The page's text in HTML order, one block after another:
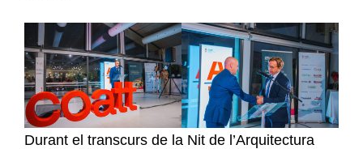
Durant el transcurs de la Nit de l’Arquitectura